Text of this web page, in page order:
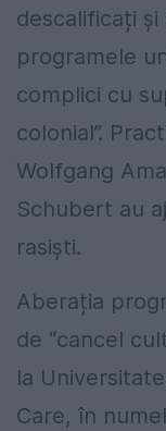
descalificați
programele
complici cu
colonial”.
Wolfgang
Schubert au
rasiști.
Aberația
de “cancel
la
Care, în